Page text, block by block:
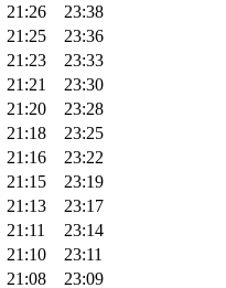
21:26
23:38
21:25
23:36
21:23
23:33
21:21
23:30
21:20
23:28
21:18
23:25
21:16
23:22
21:15
23:19
21:13
23:17
21:11
23:14
21:10
23:11
21:08
23:09